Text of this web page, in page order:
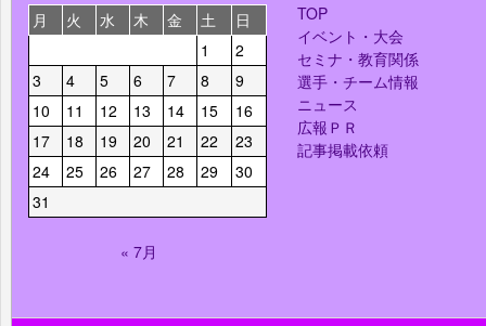
月
火 水 木 金 土
日
1
2
3
4 5 6 7 8
9
10
11 12 13 14 15
16
17
18 19 20 21 22
23
24
25 26 27 28 29
30
31
« 7月
TOP
イベント・大会
セミナ・教育関係
選手・チーム情報
ニュース
広報ＰＲ
記事掲載依頼